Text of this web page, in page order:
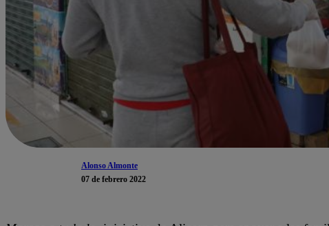
Alonso Almonte
07 de febrero 2022